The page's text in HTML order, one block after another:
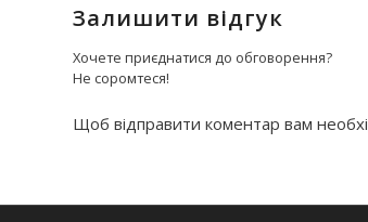
Залишити відгук
Хочете приєднатися до обговорення?
Не соромтеся!
Щоб відправити коментар вам